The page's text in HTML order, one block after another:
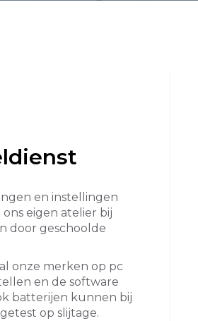
en instellingen
eigen atelier bij
door geschoolde
onze merken op pc
en de software
batterijen kunnen bij
op slijtage.